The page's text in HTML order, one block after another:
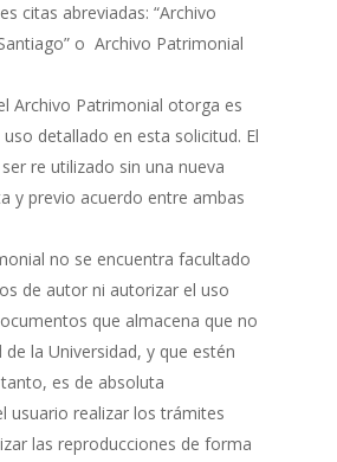
citas abreviadas: “Archivo
o Archivo Patrimonial
Archivo Patrimonial otorga es
detallado en esta solicitud. El
re utilizado sin una nueva
y previo acuerdo entre ambas
no se encuentra facultado
de autor ni autorizar el uso
que almacena que no
la Universidad, y que estén
es de absoluta
usuario realizar los trámites
las reproducciones de forma